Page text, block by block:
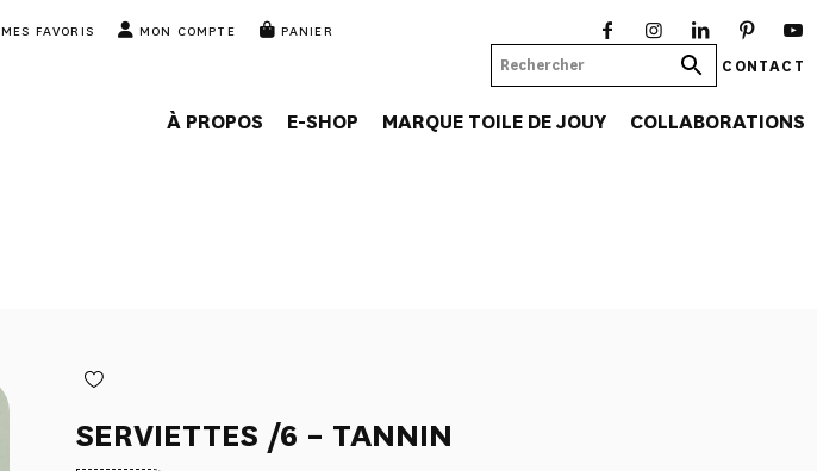
MES FAVORIS MON COMPTE PANIER
CONTACT
À PROPOS E-SHOP MARQUE TOILE DE JOUY COLLABORATIONS
SERVIETTES /6 – TANNIN